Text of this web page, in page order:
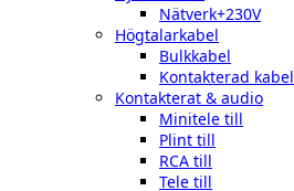
Nätverk+230V
Högtalarkabel
Bulkkabel
Kontakterad kabel
Kontakterat & audio
Minitele till
Plint till
RCA till
Tele till